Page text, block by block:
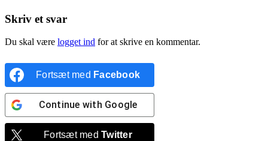
Skriv et svar
Du skal være logget ind for at skrive en kommentar.
Fortsæt med Facebook
Continue with Google
Fortsæt medTwitter